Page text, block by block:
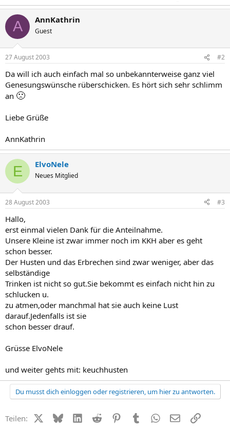
A AnnKathrin
Guest
27 August 2003 #2
Da will ich auch einfach mal so unbekannterweise ganz viel
Genesungswünsche rüberschicken. Es hört sich sehr schlimm
an 🙁
Liebe Grüße
AnnKathrin
E ElvoNele
Neues Mitglied
28 August 2003 #3
Hallo,
erst einmal vielen Dank für die Anteilnahme.
Unsere Kleine ist zwar immer noch im KKH aber es geht
schon besser.
Der Husten und das Erbrechen sind zwar weniger, aber das
selbständige
Trinken ist nicht so gut.Sie bekommt es einfach nicht hin zu
schlucken u.
zu atmen,oder manchmal hat sie auch keine Lust
darauf.Jedenfalls ist sie
schon besser drauf.
Grüsse ElvoNele
und weiter gehts mit: keuchhusten
Du musst dich einloggen oder registrieren, um hier zu antworten.
Teilen: X (Twitter)
BlueskyLinkedIn
Reddit PinterestTumblr WhatsApp
E-MailLink